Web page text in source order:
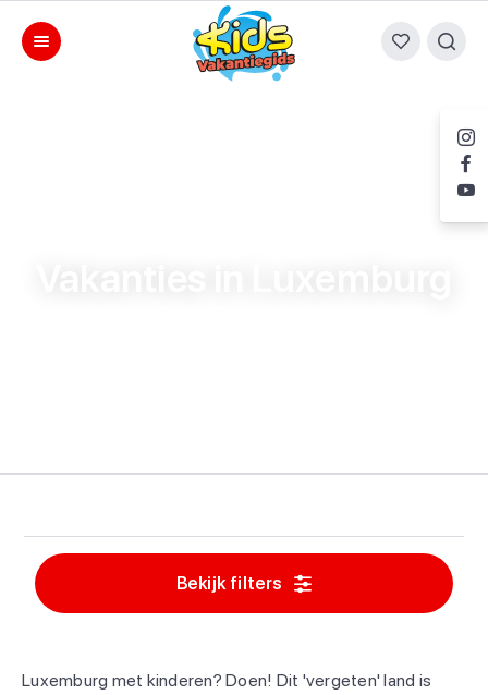
Bekijk filters
Luxemburg met kinderen? Doen! Dit 'vergeten' land is